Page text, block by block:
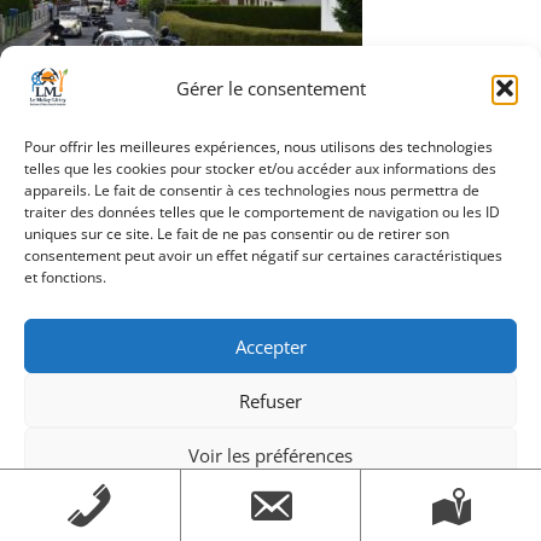
Gérer le consentement
Pour offrir les meilleures expériences, nous utilisons des technologies
telles que les cookies pour stocker et/ou accéder aux informations des
appareils. Le fait de consentir à ces technologies nous permettra de
traiter des données telles que le comportement de navigation ou les ID
uniques sur ce site. Le fait de ne pas consentir ou de retirer son
consentement peut avoir un effet négatif sur certaines caractéristiques
et fonctions.
Accepter
Refuser
Voir les préférences
Mentions légalesMentions légales
Navigation
de
l’article
Article précédent
réservés.|Mentions légales